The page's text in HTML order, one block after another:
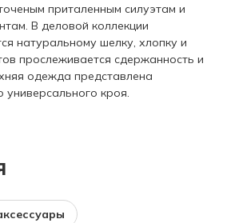
приталенным силуэтам и
В деловой коллекции
натуральному шелку, хлопку и
прослеживается сдержанность и
одежда представлена
универсального кроя.